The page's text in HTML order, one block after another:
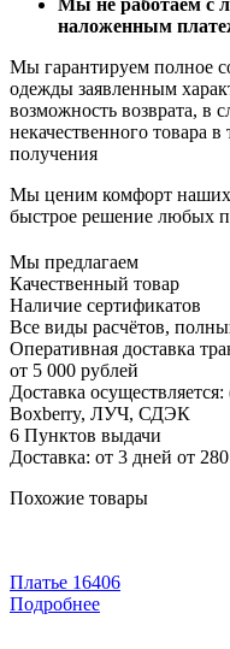
Мы не работаем с
наложенным
Мы гарантируем полное
одежды заявленным
возможность возврата, в
некачественного товара
получения
Мы ценим комфорт наших
быстрое решение любых
Мы предлагаем
Качественный товар
Наличие сертификатов
Все виды расчётов,
Оперативная доставка
от 5 000 рублей
Доставка
Boxberry, ЛУЧ, СДЭК
6 Пунктов выдачи
Доставка: от 3 дней от
Похожие товары
Платье 16406
Подробнее